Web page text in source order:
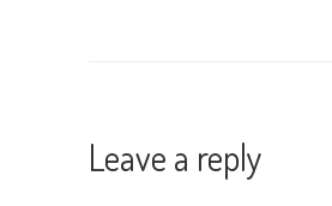
Leave a reply